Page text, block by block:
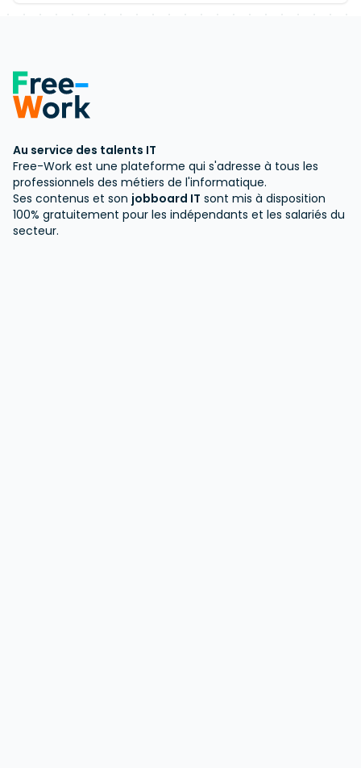
Au service des talents IT
Free-Work est une plateforme qui s'adresse à tous les
professionnels des métiers de l'informatique.
Ses contenus et son jobboard IT sont mis à disposition
100% gratuitement pour les indépendants et les salariés du
secteur.